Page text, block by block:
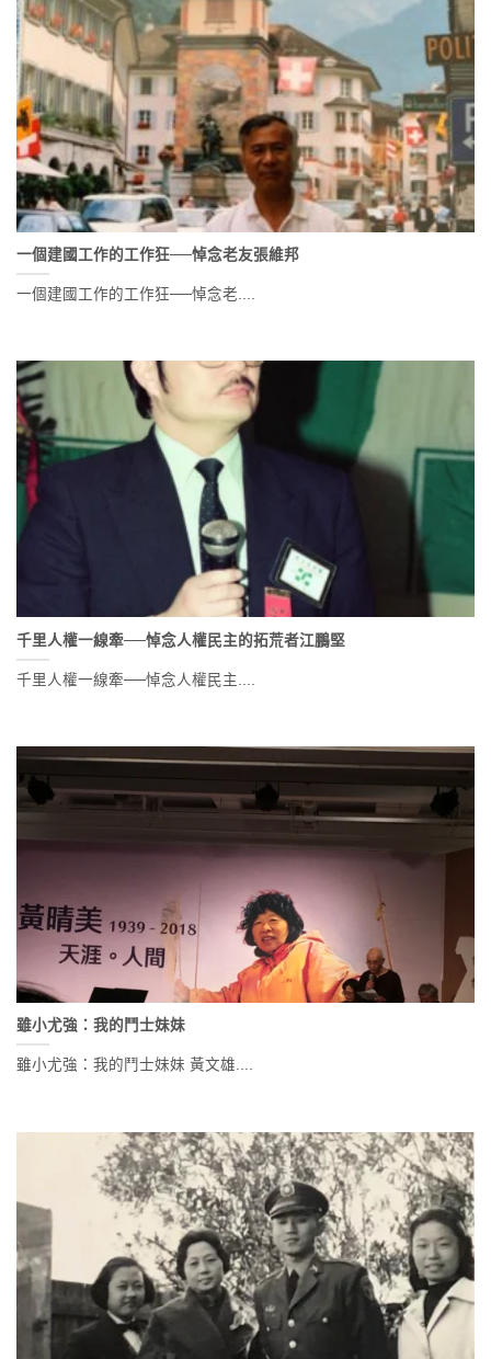
一個建國工作的工作狂──悼念老友張維邦
一個建國工作的工作狂──悼念老....
千里人權一線牽──悼念人權民主的拓荒者江鵬堅
千里人權一線牽──悼念人權民主....
雖小尤強：我的鬥士妹妹
雖小尤強：我的鬥士妹妹 黃文雄....